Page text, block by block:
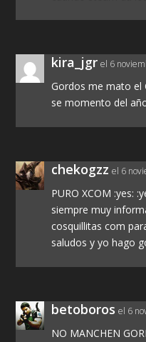
kira_jgr el 6
Gordos me mato el
se momento del
chekogzz el 6
PURO XCOM :yes:
siempre muy
cosquillitas com
saludos y yo hago
betoboros el 6
NO MANCHEN